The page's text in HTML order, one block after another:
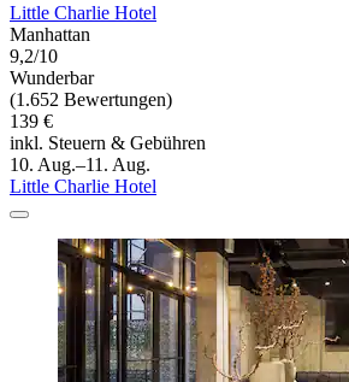
Little Charlie Hotel
Manhattan
9,2/10
Wunderbar
(1.652 Bewertungen)
139 €
inkl. Steuern & Gebühren
10. Aug.–11. Aug.
Little Charlie Hotel